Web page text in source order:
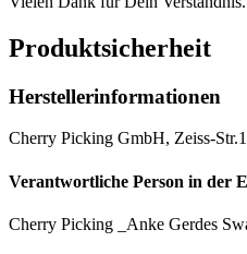
Produktsicherheit
Herstellerinformationen
Cherry Picking GmbH, Zeiss-
Verantwortliche Person in der
Cherry Picking _Anke Gerdes